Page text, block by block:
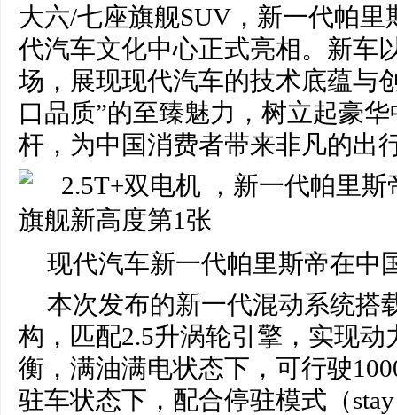
大六/七座旗舰SUV，新一代帕里
代汽车文化中心正式亮相。新车
场，展现现代汽车的技术底蕴与
口品质”的至臻魅力，树立起豪
杆，为中国消费者带来非凡的出
现代汽车新一代帕里斯帝在中
本次发布的新一代混动系统搭
构，匹配2.5升涡轮引擎，实现动
衡，满油满电状态下，可行驶
驻车状态下，配合停驻模式（